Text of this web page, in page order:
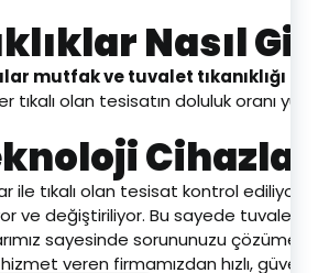
Nasıl
mutfak ve tuvalet tıkanıklığı
tıkalı olan tesisatın doluluk oranı
ile tıkalı olan tesisat kontrol ediliyor
ve değiştiriliyor. Bu sayede
sayesinde sorununuzu çözüme
veren firmamızdan hızlı,